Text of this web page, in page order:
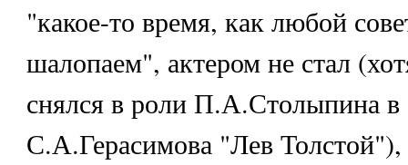
"какое-то время, как любой
шалопаем", актером не стал
снялся в роли П.А.Столыпина
С.А.Герасимова "Лев Толстой"),